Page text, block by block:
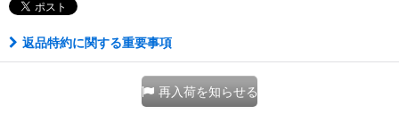
返品特約に関する重要事項
再入荷を知らせる